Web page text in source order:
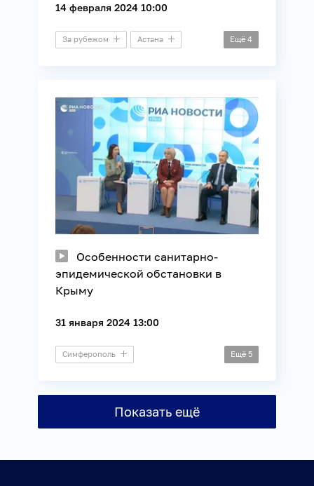
14 февраля 2024 10:00
За рубежом Астана Ещё 4
Особенности санитарно-
эпидемической обстановки в
Крыму
31 января 2024 13:00
Симферополь
Здоровье Потребители
Регионы России Экология
Ещё 5
Показать ещё